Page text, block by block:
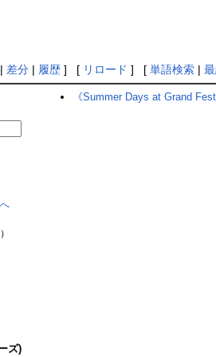
差分| 履歴] [ リロード ] [ 単語検索|
）
ズ)
《Summer Days at Grand